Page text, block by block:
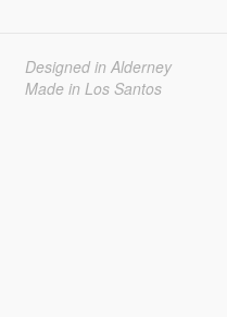
Designed in Alderney
Made in Los Santos